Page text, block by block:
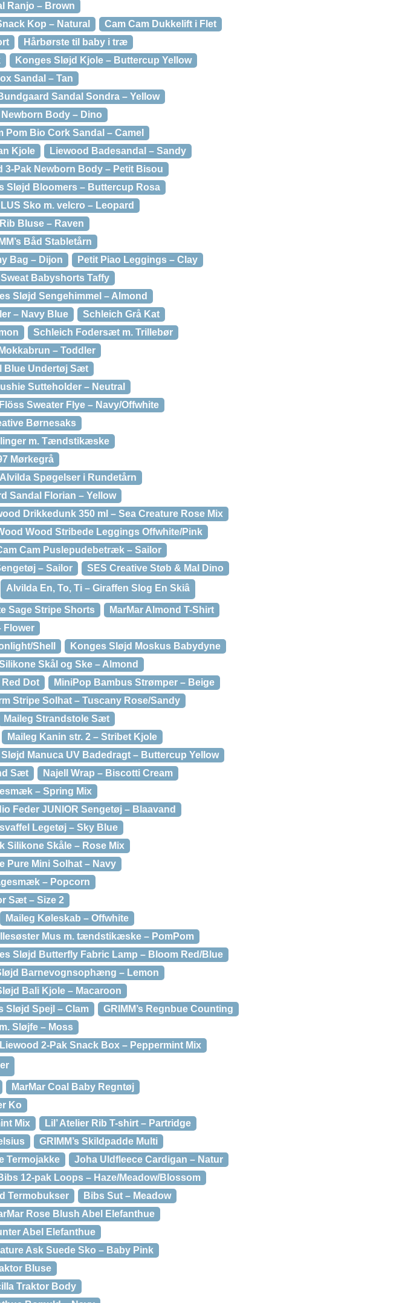
Ranjo – Brown
Kop – Natural
Cam Cam Dukkelift i Flet
Hårbørste til baby i træ
Konges Sløjd Kjole – Buttercup Yellow
Sandal – Tan
Sandal Sondra – Yellow
Body – Dino
Pom Bio Cork Sandal – Camel
Kjole
Liewood Badesandal – Sandy
3-Pak Newborn Body – Petit Bisou
Sløjd Bloomers – Buttercup Rosa
Sko m. velcro – Leopard
Rib Bluse – Raven
Båd Stabletårn
Bag – Dijon
Petit Piao Leggings – Clay
Babyshorts Taffy
Sløjd Sengehimmel – Almond
– Navy Blue
Schleich Grå Kat
Schleich Fodersæt m. Trillebør
– Toddler
Blue Undertøj Sæt
Sutteholder – Neutral
Flöss Sweater Flye – Navy/Offwhite
Børnesaks
m. Tændstikæske
Mørkegrå
Alvilda Spøgelser i Rundetårn
Sandal Florian – Yellow
Drikkedunk 350 ml – Sea Creature Rose Mix
Wood Stribede Leggings Offwhite/Pink
Cam Puslepudebetræk – Sailor
– Sailor
SES Creative Støb & Mal Dino
Alvilda En, To, Ti – Giraffen Slog En Skiâ
Sage Stripe Shorts
MarMar Almond T-Shirt
Flower
Shell
Konges Sløjd Moskus Babydyne
Skål og Ske – Almond
Red Dot
MiniPop Bambus Strømper – Beige
Stripe Solhat – Tuscany Rose/Sandy
Maileg Strandstole Sæt
Maileg Kanin str. 2 – Stribet Kjole
Manuca UV Badedragt – Buttercup Yellow
Sæt
Najell Wrap – Biscotti Cream
– Spring Mix
Feder JUNIOR Sengetøj – Blaavand
Legetøj – Sky Blue
Silikone Skåle – Rose Mix
Pure Mini Solhat – Navy
– Popcorn
Sæt – Size 2
Maileg Køleskab – Offwhite
Mus m. tændstikæske – PomPom
Sløjd Butterfly Fabric Lamp – Bloom Red/Blue
Barnevognsophæng – Lemon
Bali Kjole – Macaroon
Sløjd Spejl – Clam
GRIMM’s Regnbue Counting
Sløjfe – Moss
Liewood 2-Pak Snack Box – Peppermint Mix
MarMar Coal Baby Regntøj
Ko
Mix
Lil’ Atelier Rib T-shirt – Partridge
GRIMM’s Skildpadde Multi
Termojakke
Joha Uldfleece Cardigan – Natur
12-pak Loops – Haze/Meadow/Blossom
Termobukser
Bibs Sut – Meadow
Rose Blush Abel Elefanthue
Abel Elefanthue
Ask Suede Sko – Baby Pink
Bluse
Traktor Body